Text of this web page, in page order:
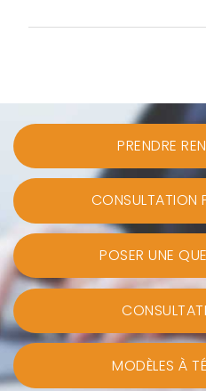
PRENDRE
CONSULTATION
POSER UNE
MODÈLES À